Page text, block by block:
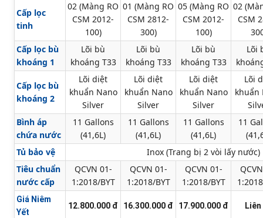
Cấp lọc
tinh
02 (Màng RO
CSM 2012-
100)
01 (Màng RO
CSM 2812-
300)
05 (Màng RO
CSM 2012-
100)
02
CSM
Cấp lọc bù
khoáng 1
Lõi bù
khoáng T33
Lõi bù
khoáng T33
Lõi bù
khoáng T33
Lõi
Cấp lọc bù
khoáng 2
Lõi diệt
khuẩn Nano
Silver
Lõi diệt
khuẩn Nano
Silver
Lõi diệt
khuẩn Nano
Silver
Lõi
khuẩn
Bình áp
chứa nước
11 Gallons
(41,6L)
11 Gallons
(41,6L)
11 Gallons
(41,6L)
11
Tủ bảo vệ
Inox (Trang bị 2 vòi lấy nước)
Tiêu chuẩn
nước cấp
QCVN 01-
1:2018/BYT
QCVN 01-
1:2018/BYT
QCVN 01-
1:2018/BYT
Giá Niêm
Yết
12.800.000 đ 16.300.000 đ 17.900.000 đ